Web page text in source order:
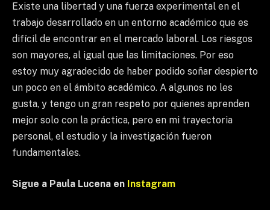
Existe una libertad y una fuerza experimental en el
trabajo desarrollado en un entorno académico que es
difícil de encontrar en el mercado laboral. Los riesgos
son mayores, al igual que las limitaciones. Por eso
estoy muy agradecido de haber podido soñar despierto
un poco en el ámbito académico. A algunos no les
gusta, y tengo un gran respeto por quienes aprenden
mejor solo con la práctica, pero en mi trayectoria
personal, el estudio y la investigación fueron
fundamentales.
Sigue a Paula Lucena en Instagram